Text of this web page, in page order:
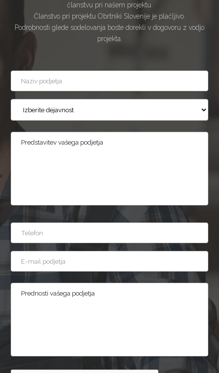
članstvu pri našem projektu.
Članstvo pri projektu Obrtniki Slovenije je plačljivo.
Podrobnosti glede sodelovanja boste dorekli v dogovoru z vodjo
projekta.